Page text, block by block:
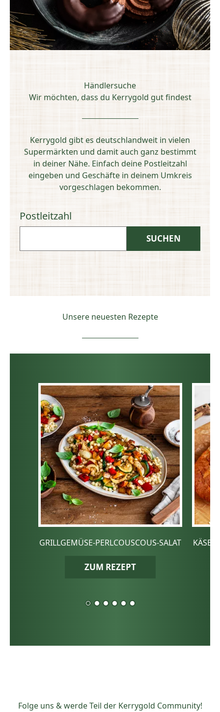
Händlersuche
Wir möchten, dass du Kerrygold gut findest
Kerrygold gibt es deutschlandweit in vielen
Supermärkten und damit auch ganz bestimmt
in deiner Nähe. Einfach deine Postleitzahl
eingeben und Geschäfte in deinem Umkreis
vorgeschlagen bekommen.
Postleitzahl
Unsere neuesten Rezepte
GRILLGEMÜSE-PERLCOUSCOUS-SALAT
ZUM REZEPT
KÄSE-
Folge uns & werde Teil der Kerrygold Community!